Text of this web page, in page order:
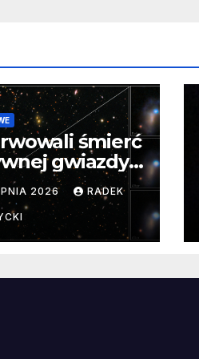
śmierć
gwiazdy
cenne
2026 RADEK